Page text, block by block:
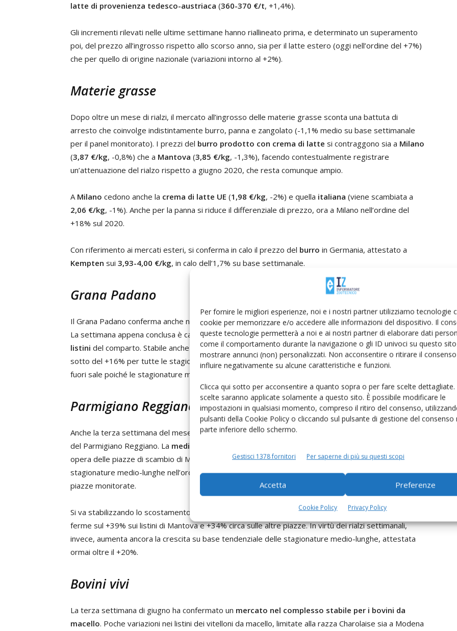
Per fornire le migliori esperienze, noi e i nostri partner utilizziamo tecnologie
cookie per memorizzare e/o accedere alle informazioni del dispositivo. Il
queste tecnologie permetterà a noi e ai nostri partner di elaborare dati
come il comportamento durante la navigazione o gli ID univoci su questo
mostrare annunci (non) personalizzati. Non acconsentire o ritirare il
influire negativamente su alcune caratteristiche e funzioni.
Clicca qui sotto per acconsentire a quanto sopra o per fare scelte dettagliate.
scelte saranno applicate solamente a questo sito. È possibile modificare le
impostazioni in qualsiasi momento, compreso il ritiro del consenso,
pulsanti della Cookie Policy o cliccando sul pulsante di gestione del consenso
parte inferiore dello schermo.
Gestisci 1378 fornitori Per saperne di più su questi scopi
Accetta Preferenze
Cookie Policy Privacy Policy
latte di provenienza tedesco-austriaca (360-370 €/t, +1,4%).
Gli incrementi rilevati nelle ultime settimane hanno riallineato prima, e determinato un superamento
poi, del prezzo all’ingrosso rispetto allo scorso anno, sia per il latte estero (oggi nell’ordine del +7%)
che per quello di origine nazionale (variazioni intorno al +2%).
Materie grasse
Dopo oltre un mese di rialzi, il mercato all’ingrosso delle materie grasse sconta una battuta di
arresto che coinvolge indistintamente burro, panna e zangolato (-1,1% medio su base settimanale
per il panel monitorato). I prezzi del burro prodotto con crema di latte si contraggono sia a Milano
(3,87 €/kg, -0,8%) che a Mantova (3,85 €/kg, -1,3%), facendo contestualmente registrare
un’attenuazione del rialzo rispetto a giugno 2020, che resta comunque ampio.
A Milano cedono anche la crema di latte UE (1,98 €/kg, -2%) e quella italiana (viene scambiata a
2,06 €/kg, -1%). Anche per la panna si riduce il differenziale di prezzo, ora a Milano nell’ordine del
+18% sul 2020.
Con riferimento ai mercati esteri, si conferma in calo il prezzo del burro in Germania, attestato a
Kempten sui 3,93-4,00 €/kg, in calo dell’1,7% su base settimanale.
Grana Padano
Il Grana Padano conferma anche nella seconda metà di giugno la staticità delle quotazioni di mercato.
La settimana appena conclusa è caratterizzata nuovamente daassenza di variazioni su tutti i
listini del comparto. Stabile anche il differenziale di prezzo rispetto al 2020 che si mantiene al di
sotto del +16% per tutte le stagionature. L’incidenza degli aumenti è maggiore per le stagionature
fuori sale poiché le stagionature medio-lunghe si mantengono al di sotto del +10%.
Parmigiano Reggiano
Anche la terza settimana del mese di giugno ha mostrato variazioni limitate nel mercato all’ingrosso
del Parmigiano Reggiano. La media di comparto
opera delle piazze di scambio di Modena e Parma, sulle quali si sono registrati apprezzamenti delle
stagionature medio-lunghe nell’ordine dello 0,5%. Totale stabilità per gli altri prodotti e per le altre
piazze monitorate.
Si va stabilizzando lo scostamento di prezzo rispetto al 2020 per le stagionature di 12-15 mesi,
ferme sul +39% sui listini di Mantova e +34% circa sulle altre piazze. In virtù dei rialzi settimanali,
invece, aumenta ancora la crescita su base tendenziale delle stagionature medio-lunghe, attestata
ormai oltre il +20%.
Bovini vivi
La terza settimana di giugno ha confermato un mercato nel complesso stabile per i bovini da
macello. Poche variazioni nei listini dei vitelloni da macello, limitate alla razza Charolaise sia a Modena